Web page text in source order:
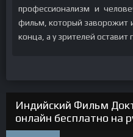
профессионализм и
фильм, который заворожит
конца, а у зрителей оставит
Индийский Фильм
онлайн бесплатно на